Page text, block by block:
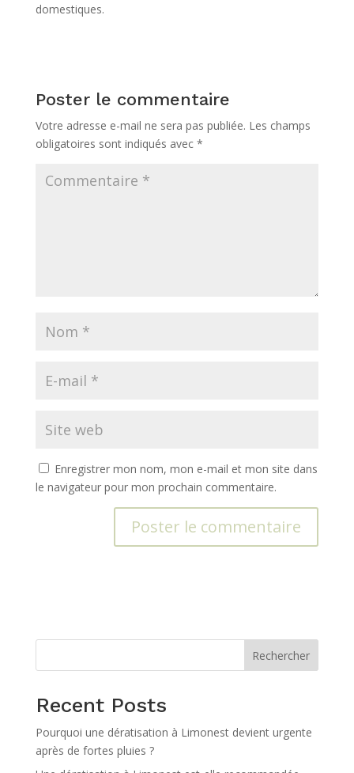
domestiques.
Poster le commentaire
Votre adresse e-mail ne sera pas publiée. Les champs
obligatoires sont indiqués avec *
Enregistrer mon nom, mon e-mail et mon site dans
le navigateur pour mon prochain commentaire.
e
:
Rechercher
Recent Posts
Pourquoi une dératisation à Limonest devient urgente
après de fortes pluies ?